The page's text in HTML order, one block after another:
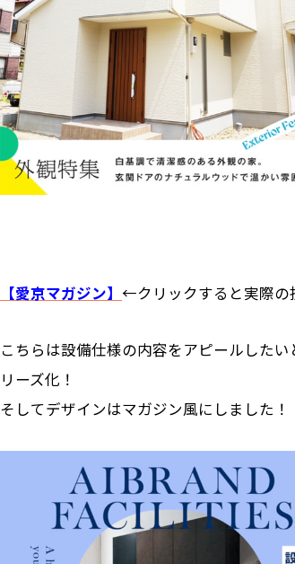
【愛京マガジン】 ←クリックすると実際の
こちらは設備仕様の内容をアピールした
リーズ化！
そしてデザインはマガジン風にしました！